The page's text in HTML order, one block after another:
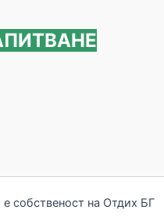
собственост на Отдих БГ